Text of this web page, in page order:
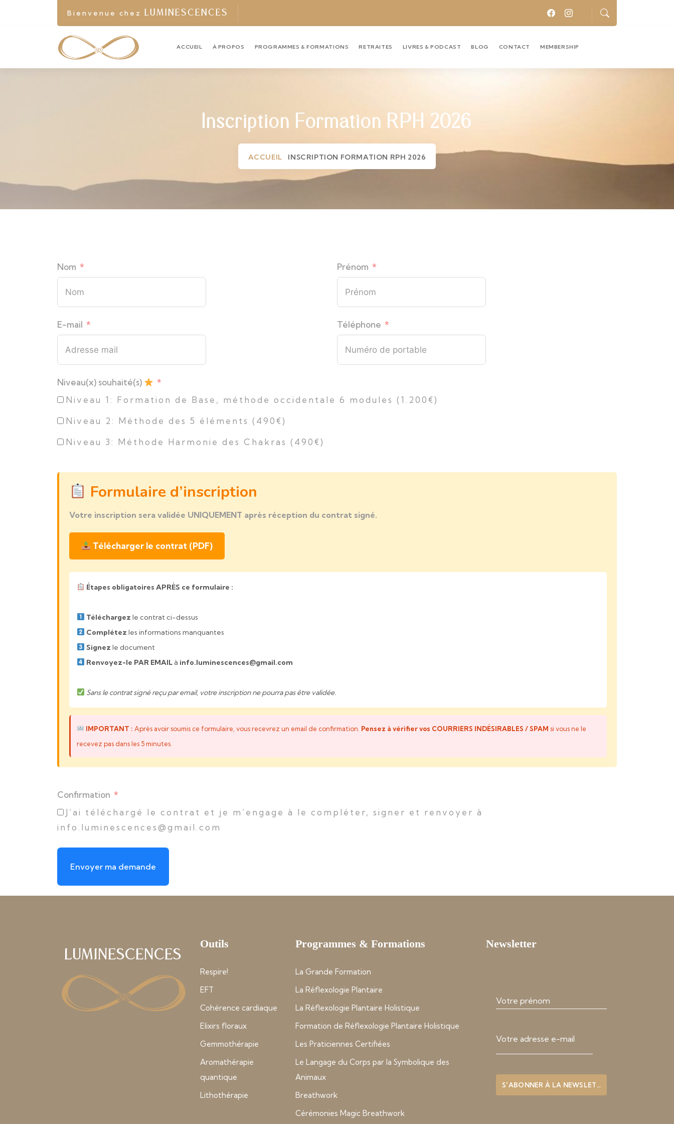
Bienvenue chez LUMINESCENCES
ACCUEIL À PROPOS PROGRAMMES & FORMATIONS RETRAITES LIVRES & PODCAST BLOG CONTACT MEMBERSHIP
Inscription Formation RPH 2026
ACCUEIL INSCRIPTION FORMATION RPH 2026
Nom Prénom
E-mail Téléphone
Niveau(x) souhaité(s)
Niveau 1: Formation de Base, méthode occidentale 6 modules (1.200€)
Niveau 2: Méthode des 5 éléments (490€)
Niveau 3: Méthode Harmonie des Chakras (490€)
Formulaire d’inscription
Votre inscription sera validée UNIQUEMENT après réception du contrat signé.
Télécharger le contrat (PDF)
Étapes obligatoires APRÈS ce formulaire :
Téléchargez le contrat ci-dessus
Complétez les informations manquantes
Signez le document
Renvoyez-le PAR EMAILà info.luminescences@gmail.com
Sans le contrat signé reçu par email, votre inscription ne pourra pas être validée.
IMPORTANT : Après avoir soumis ce formulaire, vous recevrez un email de confirmation. Pensez à vérifier vos COURRIERS INDÉSIRABLES / SPAM si vous ne le
recevez pas dans les 5 minutes.
Confirmation
J’ai téléchargé le contrat et je m’engage à le compléter, signer et renvoyer à
info.luminescences@gmail.com
Envoyer ma demande
Luminescences
Outils
Respire!
EFT
Cohérence cardiaque
Elixirs floraux
Gemmothérapie
Aromathérapie
quantique
Lithothérapie
Programmes & Formations
La Grande Formation
La Réflexologie Plantaire
La Réflexologie Plantaire Holistique
Formation de Réflexologie Plantaire Holistique
Les Praticiennes Certifiées
Le Langage du Corps par la Symbolique des
Animaux
Breathwork
Cérémonies Magic Breathwork
Newsletter